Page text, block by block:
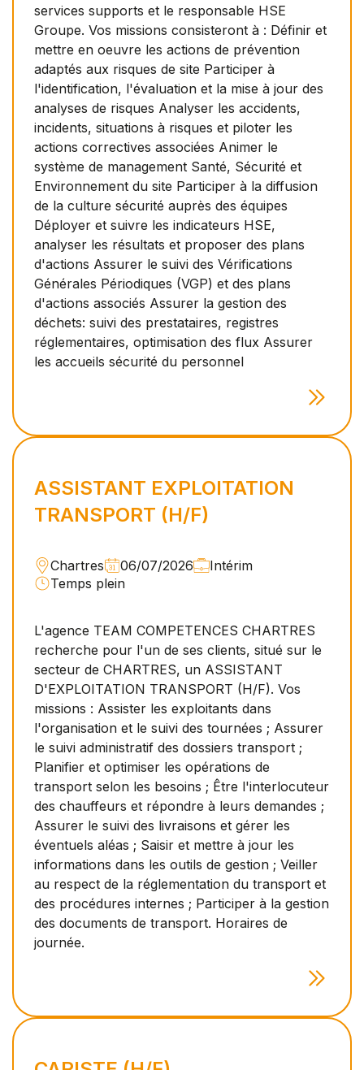
services supports et le responsable HSE
Groupe. Vos missions consisteront à : Définir et
mettre en oeuvre les actions de prévention
adaptés aux risques de site Participer à
l'identification, l'évaluation et la mise à jour des
analyses de risques Analyser les accidents,
incidents, situations à risques et piloter les
actions correctives associées Animer le
système de management Santé, Sécurité et
Environnement du site Participer à la diffusion
de la culture sécurité auprès des équipes
Déployer et suivre les indicateurs HSE,
analyser les résultats et proposer des plans
d'actions Assurer le suivi des Vérifications
Générales Périodiques (VGP) et des plans
d'actions associés Assurer la gestion des
déchets: suivi des prestataires, registres
réglementaires, optimisation des flux Assurer
les accueils sécurité du personnel
ASSISTANT EXPLOITATION
TRANSPORT (H/F)
Chartres 06/07/2026
Intérim
Temps plein
L'agence TEAM COMPETENCES CHARTRES
recherche pour l'un de ses clients, situé sur le
secteur de CHARTRES, un ASSISTANT
D'EXPLOITATION TRANSPORT (H/F). Vos
missions : Assister les exploitants dans
l'organisation et le suivi des tournées ; Assurer
le suivi administratif des dossiers transport ;
Planifier et optimiser les opérations de
transport selon les besoins ; Être l'interlocuteur
des chauffeurs et répondre à leurs demandes ;
Assurer le suivi des livraisons et gérer les
éventuels aléas ; Saisir et mettre à jour les
informations dans les outils de gestion ; Veiller
au respect de la réglementation du transport et
des procédures internes ; Participer à la gestion
des documents de transport. Horaires de
journée.